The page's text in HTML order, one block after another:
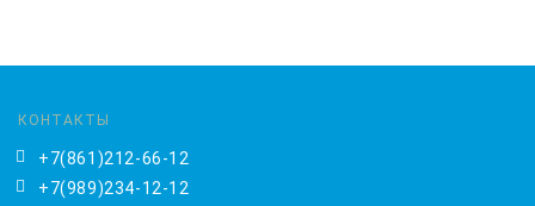
КОНТАКТЫ
+7(861)212-66-12
+7(989)234-12-12